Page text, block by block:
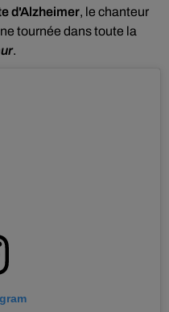
d'Alzheimer, le chanteur
tournée dans toute la
.